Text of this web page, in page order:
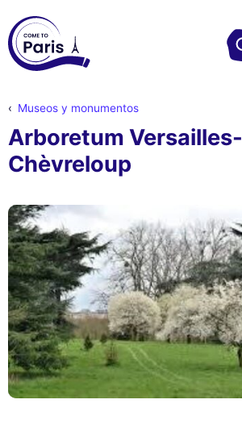
Museos y monumentos
Arboretum Versailles-
Chèvreloup